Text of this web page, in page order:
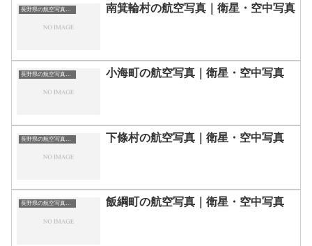
南箕輪村の航空写真｜衛星・空中写真
小海町の航空写真｜衛星・空中写真
下條村の航空写真｜衛星・空中写真
長野県の航空写真・空中写真 飯綱町の航空写真｜衛星・空中写真